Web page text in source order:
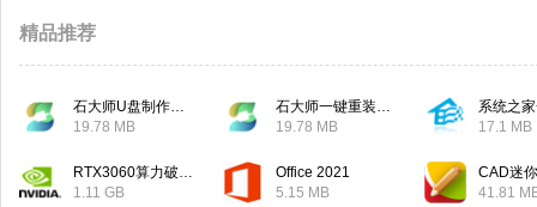
精品推荐
19.78 MB
19.78 MB
系统之
17.1 MB
1.11 GB
Office 2021
5.15 MB
CAD迷
41.81